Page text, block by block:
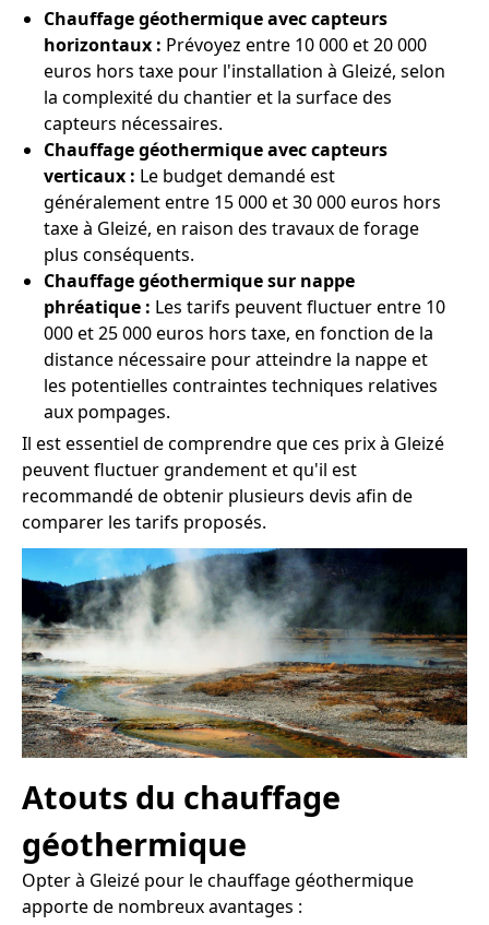
Chauffage géothermique avec capteurs
horizontaux : Prévoyez entre 10 000 et 20 000
euros hors taxe pour l'installation à Gleizé, selon
la complexité du chantier et la surface des
capteurs nécessaires.
Chauffage géothermique avec capteurs
verticaux : Le budget demandé est
généralement entre 15 000 et 30 000 euros hors
taxe à Gleizé, en raison des travaux de forage
plus conséquents.
Chauffage géothermique sur nappe
phréatique : Les tarifs peuvent fluctuer entre 10
000 et 25 000 euros hors taxe, en fonction de la
distance nécessaire pour atteindre la nappe et
les potentielles contraintes techniques relatives
aux pompages.
Il est essentiel de comprendre que ces prix à Gleizé
peuvent fluctuer grandement et qu'il est
recommandé de obtenir plusieurs devis afin de
comparer les tarifs proposés.
Atouts du chauffage
géothermique
Opter à Gleizé pour le chauffage géothermique
apporte de nombreux avantages :